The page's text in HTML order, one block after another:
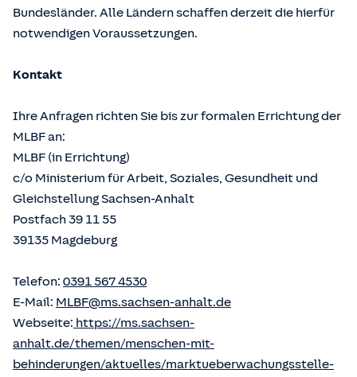
Bundesländer. Alle Ländern schaffen derzeit die hierfür
notwendigen Voraussetzungen.
Kontakt
Ihre Anfragen richten Sie bis zur formalen Errichtung der
MLBF an:
MLBF (in Errichtung)
c/o Ministerium für Arbeit, Soziales, Gesundheit und
Gleichstellung Sachsen-Anhalt
Postfach 39 11 55
39135 Magdeburg
Telefon: 0391 567 4530
E-Mail: MLBF@ms.sachsen-anhalt.de
Webseite: https://ms.sachsen-
anhalt.de/themen/menschen-mit-
behinderungen/aktuelles/marktueberwachungsstelle-